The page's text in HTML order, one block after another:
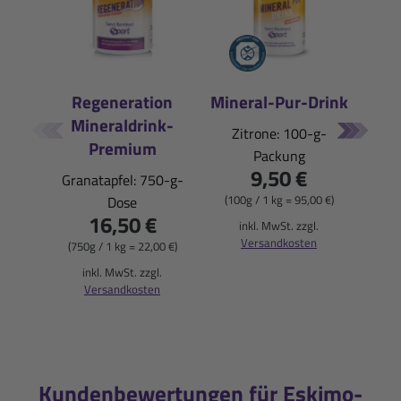
Regeneration
Mineraldrink-
Premium
Granatapfel: 750-g-
Dose
16,50 €
(750g / 1 kg = 22,00 €)
inkl. MwSt. zzgl.
Versandkosten
Mineral-Pur-Drink
Zitrone: 100-g-
Packung
9,50 €
(100g / 1 kg = 95,00 €)
inkl. MwSt. zzgl.
Versandkosten
Kundenbewertungen für Eskimo-